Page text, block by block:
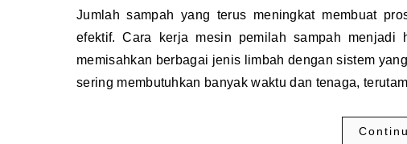
Jumlah sampah yang terus meningkat membuat proses pengelolaan limbah membutuhkan solusi yang lebih
efektif. Cara kerja mesin pemilah sampah
memisahkan berbagai jenis limbah dengan sistem
sering membutuhkan banyak waktu dan tenaga,